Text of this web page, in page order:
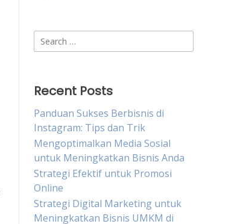
Search
for:
Recent Posts
Panduan Sukses Berbisnis di
Instagram: Tips dan Trik
Mengoptimalkan Media Sosial
untuk Meningkatkan Bisnis Anda
Strategi Efektif untuk Promosi
Online
Strategi Digital Marketing untuk
Meningkatkan Bisnis UMKM di